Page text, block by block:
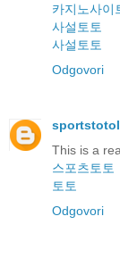
카지노사이
사설토토
사설토토
Odgovori
This is a
스포츠토토
토토
Odgovori